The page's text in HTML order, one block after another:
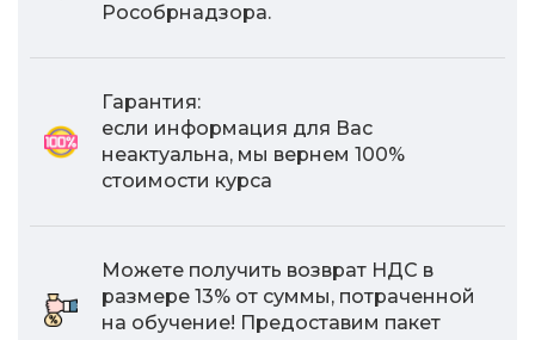
Рособрнадзора.
Гарантия:
если информация для Вас
неактуальна, мы вернем 100%
стоимости курса
Можете получить возврат НДС в
размере 13% от суммы, потраченной
на обучение! Предоставим пакет